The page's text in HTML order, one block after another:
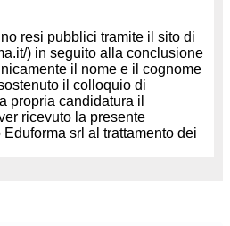
resi pubblici tramite il sito di
) in seguito alla conclusione
il nome e il cognome
il colloquio di
propria candidatura il
ricevuto la presente
srl al trattamento dei